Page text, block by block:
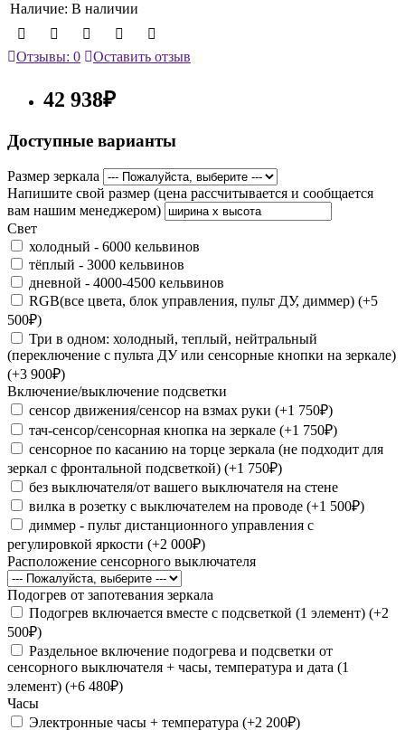
Наличие: В наличии
Отзывы: 0 Оставить отзыв
42 938₽
Доступные варианты
Размер зеркала
Напишите свой размер (цена рассчитывается и сообщается
вам нашим менеджером)
Свет
холодный - 6000 кельвинов
тёплый - 3000 кельвинов
дневной - 4000-4500 кельвинов
RGB(все цвета, блок управления, пульт ДУ, диммер) (+5
500₽)
Три в одном: холодный, теплый, нейтральный
(переключение с пульта ДУ или сенсорные кнопки на зеркале)
(+3 900₽)
Включение/выключение подсветки
сенсор движения/сенсор на взмах руки (+1 750₽)
тач-сенсор/сенсорная кнопка на зеркале (+1 750₽)
сенсорное по касанию на торце зеркала (не подходит для
зеркал с фронтальной подсветкой) (+1 750₽)
без выключателя/от вашего выключателя на стене
вилка в розетку с выключателем на проводе (+1 500₽)
диммер - пульт дистанционного управления с
регулировкой яркости (+2 000₽)
Расположение сенсорного выключателя
Подогрев от запотевания зеркала
Подогрев включается вместе с подсветкой (1 элемент) (+2
500₽)
Раздельное включение подогрева и подсветки от
сенсорного выключателя + часы, температура и дата (1
элемент) (+6 480₽)
Часы
Электронные часы + температура (+2 200₽)